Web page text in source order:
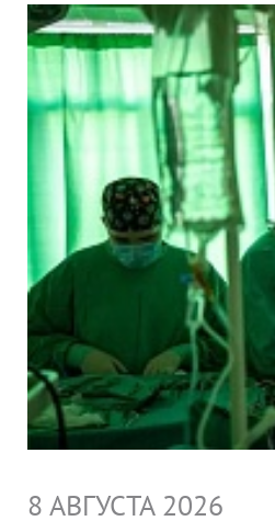
8 АВГУСТА 2026